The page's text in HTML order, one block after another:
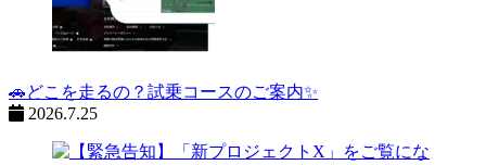
%title
🚗どこを走るの？試乗コースのご案内✨
2026.7.25